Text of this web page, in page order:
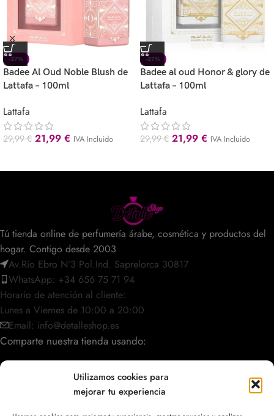
Utilizamos cookies para
mejorar tu experiencia
-27%
Badee Al Oud Noble Blush de
Lattafa – 100ml
Lattafa
29,99€ 21,99 € IVA Incluido
-27%
Badee al oud Honor & glory de
Lattafa – 100ml
Lattafa
29,99€ 21,99 € IVA Incluido
Tú tienda online de perfumería árabe, cosmética y productos del
hogar. Contigo desde 2003
Av.Río Ebro Nº3 Pol.Ind. Saprelorca 30817
WhatsApp: +34 656 75 71 94
Horario de atención al cliente:
Lunes a Viernes de 10:00 a 20:00
Email: info@detalleshop.es
Comparte nuestra tienda usando:
POLÍTICAS / INFORMACIÓN